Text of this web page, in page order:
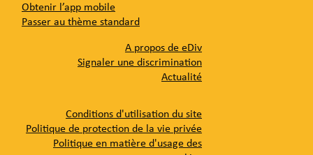
Obtenir l’app mobile
Passer au thème standard
A propos de eDiv
Signaler une discrimination
Actualité
Conditions d'utilisation du site
Politique de protection de la vie privée
Politique en matière d'usage des